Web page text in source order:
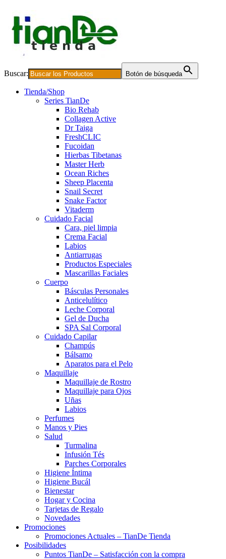
Buscar: Botón de búsqueda
Tienda/Shop
Series TianDe
Bio Rehab
Collagen Active
Dr Taiga
FreshCLIC
Fucoidan
Hierbas Tibetanas
Master Herb
Ocean Riches
Sheep Placenta
Snail Secret
Snake Factor
Vitaderm
Cuidado Facial
Cara, piel limpia
Crema Facial
Labios
Antiarrugas
Productos Especiales
Mascarillas Faciales
Cuerpo
Básculas Personales
Anticelulítico
Leche Corporal
Gel de Ducha
SPA Sal Corporal
Cuidado Capilar
Champús
Bálsamo
Aparatos para el Pelo
Maquillaje
Maquillaje de Rostro
Maquillaje para Ojos
Uñas
Labios
Perfumes
Manos y Pies
Salud
Turmalina
Infusión Tés
Parches Corporales
Higiene Íntima
Higiene Bucál
Bienestar
Hogar y Cocina
Tarjetas de Regalo
Novedades
Promociones
Promociones Actuales – TianDe Tienda
Posibilidades
Puntos TianDe – Satisfacción con la compra